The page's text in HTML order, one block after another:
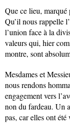
Que ce lieu, marqué
Qu’il nous rappelle
l’union face à la
valeurs qui, hier
montre, sont
Mesdames et
nous rendons
engagement vers
non du fardeau. Un
pas, car elles ont